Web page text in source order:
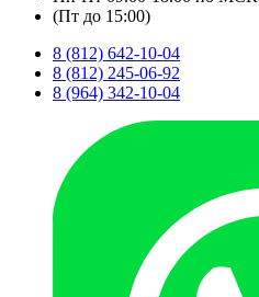
(Пт до 15:00)
8 (812) 642-10-04
8 (812) 245-06-92
8 (964) 342-10-04